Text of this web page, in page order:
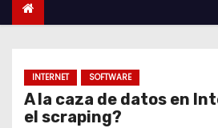
INTERNET SOFTWARE
A la caza de datos en
el scraping?